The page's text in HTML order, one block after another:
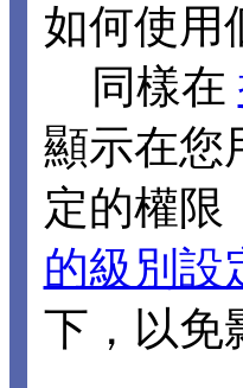
如何使用
同樣在
顯示在您
定的權限
的級別設
下，以免